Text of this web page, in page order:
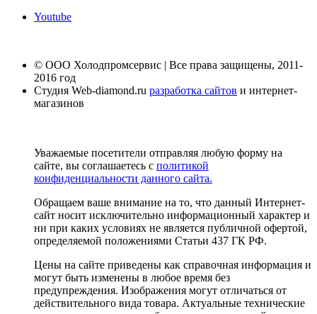
Youtube
© ООО Холодпромсервис | Все права защищены, 2011-
2016 год
Студия Web-diamond.ru разработка сайтов и интернет-
магазинов
Уважаемые посетители отправляя любую форму на
сайте, вы соглашаетесь с политикой
конфиденциальности данного сайта.
Обращаем ваше внимание на то, что данный Интернет-
сайт носит исключительно информационный характер и
ни при каких условиях не является публичной офертой,
определяемой положениями Статьи 437 ГК РФ.
Цены на сайте приведены как справочная информация и
могут быть изменены в любое время без
предупреждения. Изображения могут отличаться от
действительного вида товара. Актуальные технические